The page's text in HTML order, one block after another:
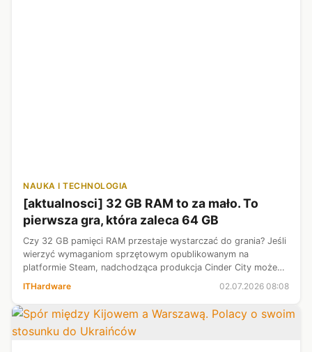
NAUKA I TECHNOLOGIA
[aktualnosci] 32 GB RAM to za mało. To
pierwsza gra, która zaleca 64 GB
Czy 32 GB pamięci RAM przestaje wystarczać do grania? Jeśli
wierzyć wymaganiom sprzętowym opublikowanym na
platformie Steam, nadchodząca produkcja Cinder City może
wyznaczyć nowy, dość kontrowersyjny standard. Twórcy
ITHardware 02.07.2026 08:08